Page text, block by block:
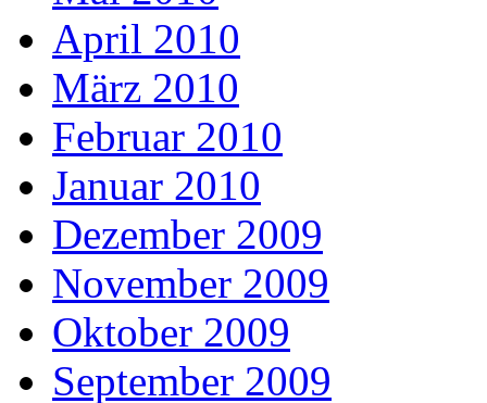
April 2010
März 2010
Februar 2010
Januar 2010
Dezember 2009
November 2009
Oktober 2009
September 2009